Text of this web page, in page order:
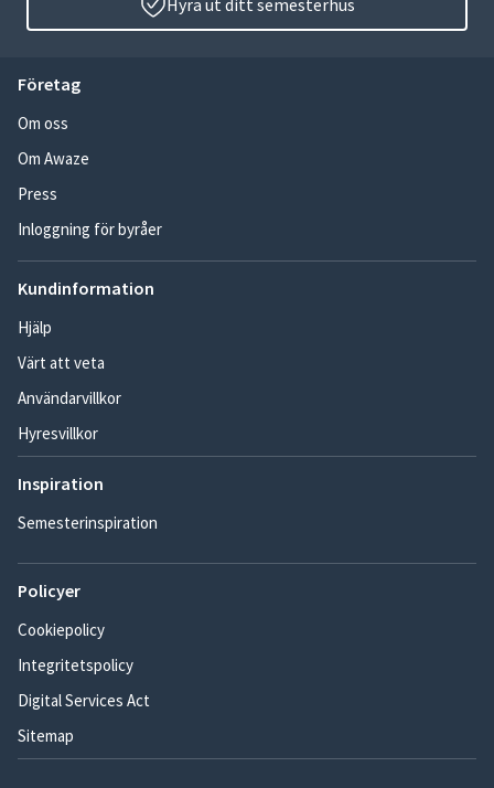
Hyra ut ditt semesterhus
Företag
Om oss
Om Awaze
Press
Inloggning för byråer
Kundinformation
Hjälp
Värt att veta
Användarvillkor
Hyresvillkor
Inspiration
Semesterinspiration
Policyer
Cookiepolicy
Integritetspolicy
Digital Services Act
Sitemap